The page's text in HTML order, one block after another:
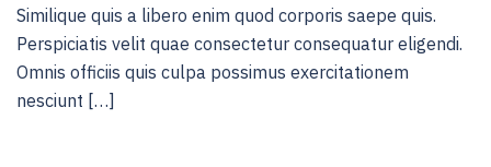
Similique quis a libero enim quod corporis saepe quis.
Perspiciatis velit quae consectetur consequatur eligendi.
Omnis officiis quis culpa possimus exercitationem
nesciunt […]